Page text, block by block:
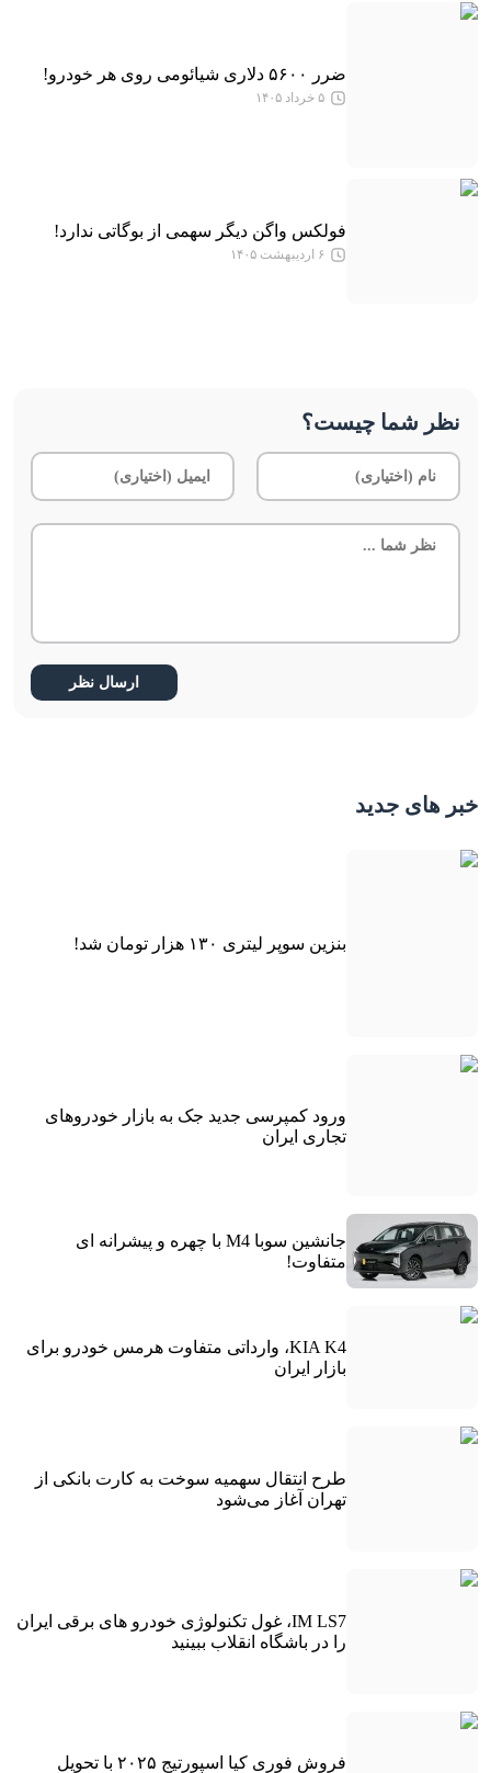
ضرر ۵۶۰۰ دلاری شیائومی روی هر خودرو!
۵ خرداد ۱۴۰۵
فولکس واگن دیگر سهمی از بوگاتی ندارد!
۶ اردیبهشت ۱۴۰۵
نظر شما چیست؟
خبر های جدید
بنزین سوپر لیتری ۱۳۰ هزار تومان شد!
ورود کمپرسی جدید جک به بازار خودروهای
تجاری ایران
جانشین سوبا M4 با چهره و پیشرانه ای
متفاوت!
KIA K4، وارداتی متفاوت هرمس خودرو برای
بازار ایران
طرح انتقال سهمیه سوخت به کارت بانکی از
تهران آغاز می‌شود
IM LS7، غول تکنولوژی خودرو های برقی ایران
را در باشگاه انقلاب ببینید
فروش فوری کیا اسپورتیج ۲۰۲۵ با تحویل